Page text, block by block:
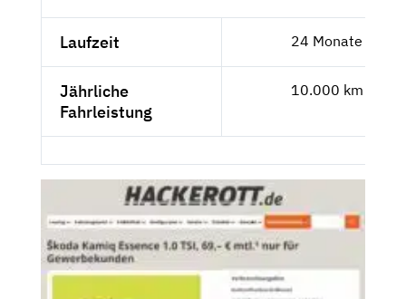
Laufzeit 24 Monate
Jährliche
Fahrleistung
10.000 km